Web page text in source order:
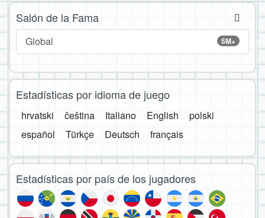
Salón de la Fama
5M+
Global
Estadísticas por idioma de juego
hrvatski čeština Italiano English
polski
español
Türkçe Deutsch français
Estadísticas por país de los jugadores